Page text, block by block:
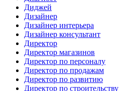
Диджей
Дизайнер
Дизайнер интерьера
Дизайнер консультант
Директор
Директор магазинов
Директор по персоналу
Директор по продажам
Директор по развитию
Директор по строительству